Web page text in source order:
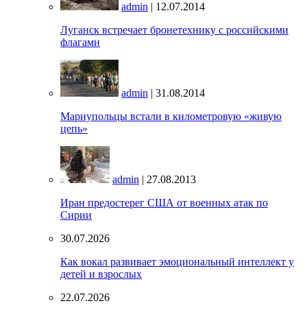
admin | 12.07.2014
Луганск встречает бронетехнику с российскими
флагами
admin | 31.08.2014
Мариупольцы встали в километровую «живую
цепь»
admin | 27.08.2013
Иран предостерег США от военных атак по
Сирии
30.07.2026
Как вокал развивает эмоциональный интеллект у
детей и взрослых
22.07.2026